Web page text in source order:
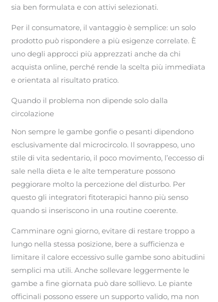
sia ben formulata e con attivi selezionati.
Per il consumatore, il vantaggio è semplice: un solo
prodotto può rispondere a più esigenze correlate. È
uno degli approcci più apprezzati anche da chi
acquista online, perché rende la scelta più immediata
e orientata al risultato pratico.
Quando il problema non dipende solo dalla
circolazione
Non sempre le gambe gonfie o pesanti dipendono
esclusivamente dal microcircolo. Il sovrappeso, uno
stile di vita sedentario, il poco movimento, l’eccesso di
sale nella dieta e le alte temperature possono
peggiorare molto la percezione del disturbo. Per
questo gli integratori fitoterapici hanno più senso
quando si inseriscono in una routine coerente.
Camminare ogni giorno, evitare di restare troppo a
lungo nella stessa posizione, bere a sufficienza e
limitare il calore eccessivo sulle gambe sono abitudini
semplici ma utili. Anche sollevare leggermente le
gambe a fine giornata può dare sollievo. Le piante
officinali possono essere un supporto valido, ma non